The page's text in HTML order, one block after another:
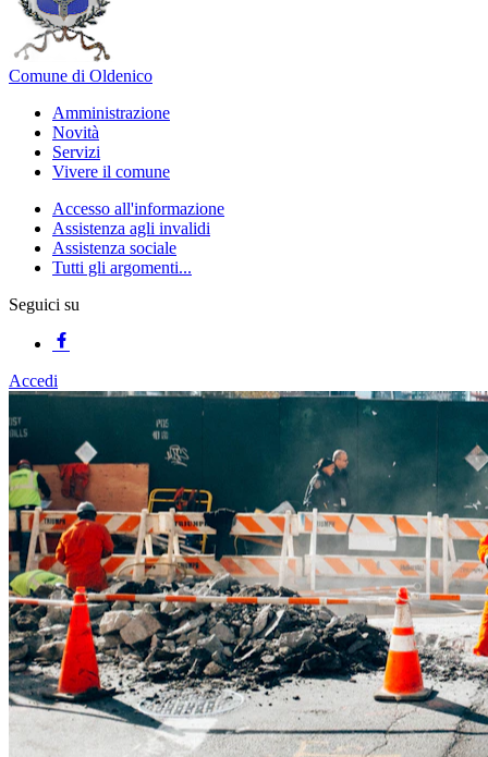
Comune di Oldenico
Amministrazione
Novità
Servizi
Vivere il comune
Accesso all'informazione
Assistenza agli invalidi
Assistenza sociale
Tutti gli argomenti...
Seguici su
Accedi